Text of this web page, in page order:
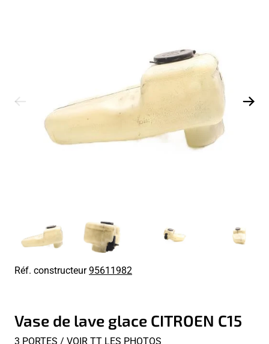
Réf. constructeur95611982
Vase de lave glace CITROEN C15
3 PORTES / VOIR TT LES PHOTOS